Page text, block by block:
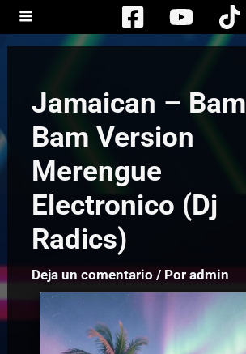
contenido
Jamaican – Bam
Bam Version
Merengue
Electronico (Dj
Radics)
Deja un comentario / Poradmin